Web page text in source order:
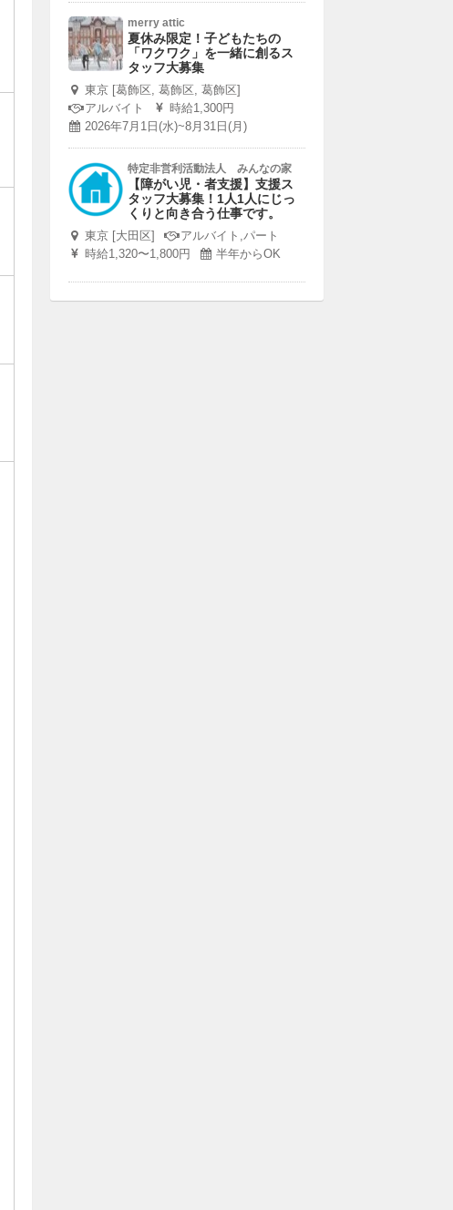
merry attic
夏休み限定！子どもたちの
「ワクワク」を一緒に創るス
タッフ大募集
東京 [葛飾区, 葛飾区, 葛飾区]
アルバイト
時給1,300円
2026年7月1日(水)~8月31日(月)
特定非営利活動法人 みんなの家
【障がい児・者支援】支援ス
タッフ大募集！1人1人にじっ
くりと向き合う仕事です。
東京 [大田区]
アルバイト,パート
時給1,320〜1,800円
半年からOK